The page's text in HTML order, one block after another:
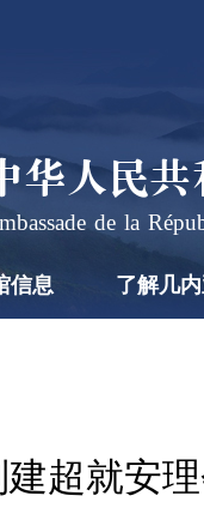
华人民
de la
信息 了解几
超就安